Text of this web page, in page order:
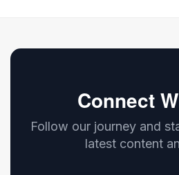
Connect
Follow our journey and
latest content